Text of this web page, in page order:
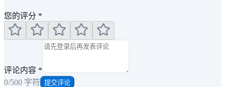
您的评分 *
评论内容 *
0/500 字符 提交评论